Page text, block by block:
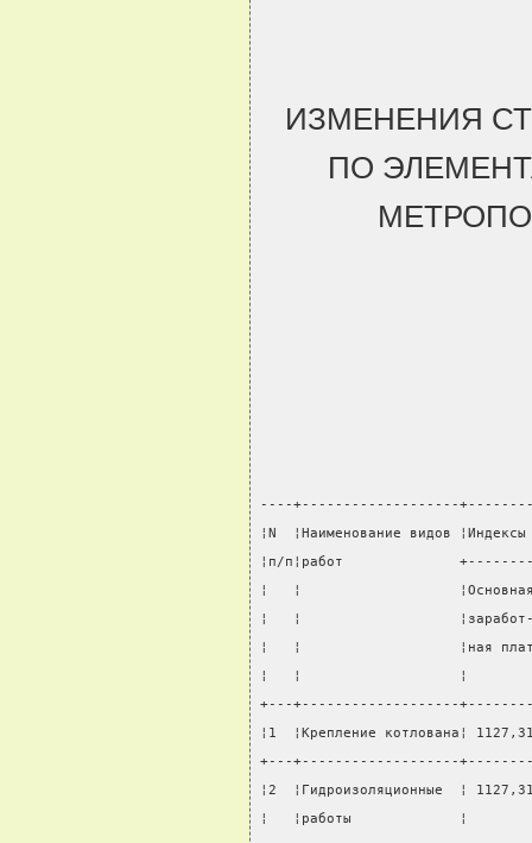
ИЗМЕНЕНИЯ
ПО
----+-------------------
¦N  ¦Наименование видов
¦п/п¦работ
¦   ¦                   ¦Основная
¦   ¦                   ¦заработ-
¦   ¦                   ¦ная
¦   ¦                   ¦
+---+-------------------
¦1  ¦Крепление котлована¦
+---+-------------------
¦2  ¦Гидроизоляционные  ¦
¦   ¦работы             ¦